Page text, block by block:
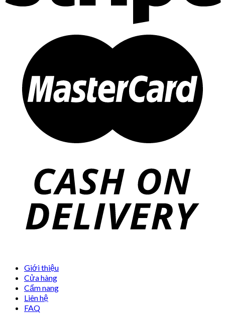
Giới thiệu
Cửa hàng
Cẩm nang
Liên hệ
FAQ